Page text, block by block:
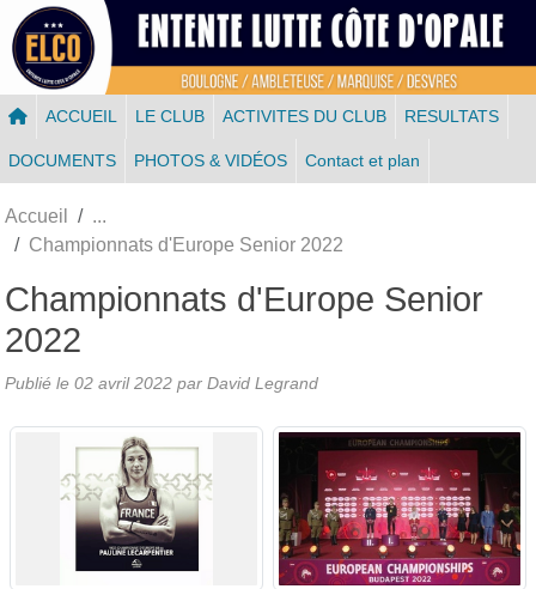
ACCUEIL LE CLUB ACTIVITES DU CLUB RESULTATS
DOCUMENTS PHOTOS & VIDÉOS Contact et plan
Accueil
Championnats d'Europe Senior 2022
Championnats d'Europe Senior
2022
Publié le 02 avril 2022 par David Legrand
Panneau de gestion des cookies